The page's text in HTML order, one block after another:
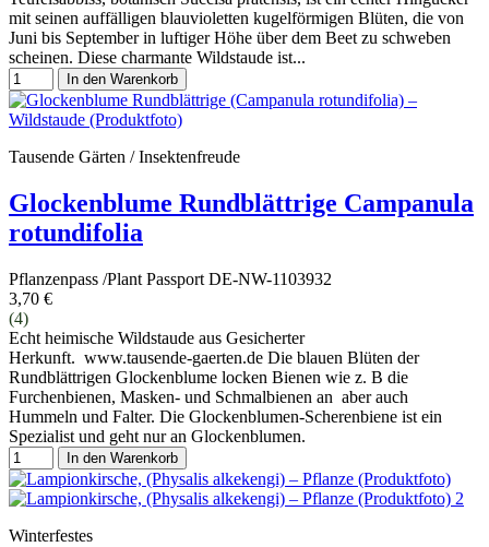
mit seinen auffälligen blauvioletten kugelförmigen Blüten, die von
Juni bis September in luftiger Höhe über dem Beet zu schweben
scheinen. Diese charmante Wildstaude ist...
In den Warenkorb
Tausende Gärten / Insektenfreude
Glockenblume Rundblättrige Campanula
rotundifolia
Pflanzenpass /Plant Passport DE-NW-1103932
3,70 €
(4)
Echt heimische Wildstaude aus Gesicherter
Herkunft. www.tausende-gaerten.de Die blauen Blüten der
Rundblättrigen Glockenblume locken Bienen wie z. B die
Furchenbienen, Masken- und Schmalbienen an aber auch
Hummeln und Falter. Die Glockenblumen-Scherenbiene ist ein
Spezialist und geht nur an Glockenblumen.
In den Warenkorb
Winterfestes